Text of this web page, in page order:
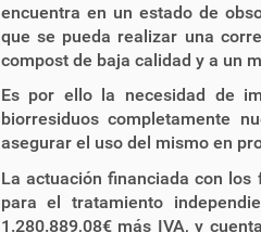
encuentra en un estado de
que se pueda realizar una
compost de baja calidad y a un
Es por ello la necesidad de
biorresiduos completamente
asegurar el uso del mismo en
La actuación financiada con los
para el tratamiento
1.280.889,08€ más IVA, y